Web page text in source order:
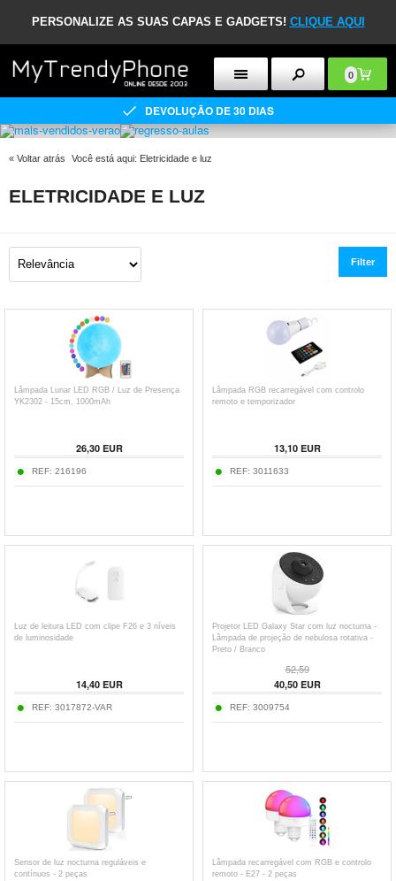
PERSONALIZE AS SUAS CAPAS E GADGETS! CLIQUE AQUI
0
DEVOLUÇÃO DE 30 DIAS
« Voltar atrás Você está aqui: Eletricidade e luz
ELETRICIDADE E LUZ
Filter
Lâmpada Lunar LED RGB / Luz de Presença
YK2302 - 15cm, 1000mAh
26,30EUR
REF: 216196
Lâmpada RGB recarregável com controlo
remoto e temporizador
13,10EUR
REF: 3011633
Luz de leitura LED com clipe F26 e 3 níveis
de luminosidade
14,40EUR
REF: 3017872-VAR
Projetor LED Galaxy Star com luz nocturna -
Lâmpada de projeção de nebulosa rotativa -
Preto / Branco
52,59
40,50EUR
REF: 3009754
Sensor de luz nocturna reguláveis e
contínuos - 2 peças
Lâmpada recarregável com RGB e controlo
remoto - E27 - 2 peças